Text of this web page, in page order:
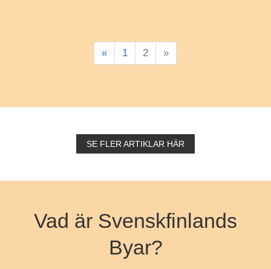
« 1 2 »
SE FLER ARTIKLAR HÄR
Vad är Svenskfinlands
Byar?